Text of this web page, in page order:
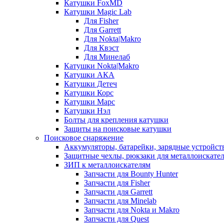
Катушки FoxMD
Катушки Magic Lab
Для Fisher
Для Garrett
Для Nokta|Makro
Для Квэст
Для Минелаб
Катушки Nokta|Makro
Катушки АКА
Катушки Детеч
Катушки Корс
Катушки Марс
Катушки Нэл
Болты для крепления катушки
Защиты на поисковые катушки
Поисковое снаряжение
Аккумуляторы, батарейки, зарядные
Защитные чехлы, рюкзаки для
ЗИП к металлоискателям
Запчасти для Bounty Hunter
Запчасти для Fisher
Запчасти для Garrett
Запчасти для Minelab
Запчасти для Nokta и Makro
Запчасти для Quest